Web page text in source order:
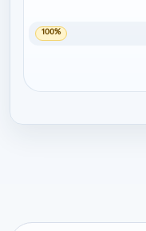
100%